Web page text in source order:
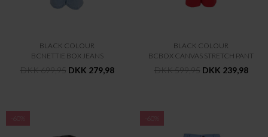
BLACK COLOUR
BCNETTIE BOX JEANS
DKK 699,95 DKK 279,98
BLACK COLOUR
BCBOX CANVAS STRETCH PANT
DKK 599,95 DKK 239,98
-60% -60%